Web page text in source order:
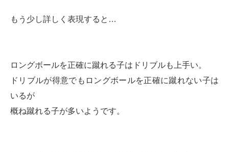
もう少し詳しく表現すると…
ロングボールを正確に蹴れる子はドリブルも上手い。
ドリブルが得意でもロングボールを正確に蹴れない子は
いるが
概ね蹴れる子が多いようです。